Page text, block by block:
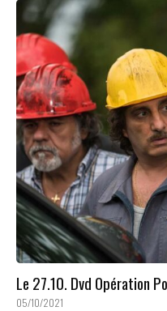
Le 27.10. Dvd Opération
05/10/2021